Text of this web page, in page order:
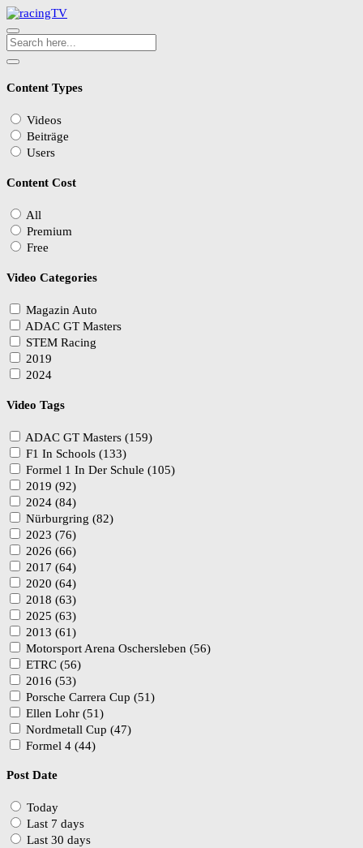
Content Types
Videos
Beiträge
Users
Content Cost
All
Premium
Free
Video Categories
Magazin Auto
ADAC GT Masters
STEM Racing
2019
2024
Video Tags
ADAC GT Masters (159)
F1 In Schools (133)
Formel 1 In Der Schule (105)
2019 (92)
2024 (84)
Nürburgring (82)
2023 (76)
2026 (66)
2017 (64)
2020 (64)
2018 (63)
2025 (63)
2013 (61)
Motorsport Arena Oschersleben (56)
ETRC (56)
2016 (53)
Porsche Carrera Cup (51)
Ellen Lohr (51)
Nordmetall Cup (47)
Formel 4 (44)
Post Date
Today
Last 7 days
Last 30 days